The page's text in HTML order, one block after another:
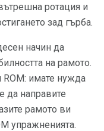
ротация и
зад гърба.
начин да
на рамото.
ROM: имате нужда
да направите
рамото ви
упражненията.